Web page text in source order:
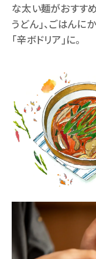
な太い麺がおすす
うどん」、ごはんに
「辛ボドリア」に。